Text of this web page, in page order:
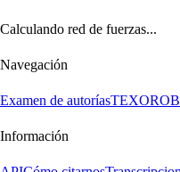
Calculando red de fuerzas...
Navegación
Examen de autoríasTEXORO
Información